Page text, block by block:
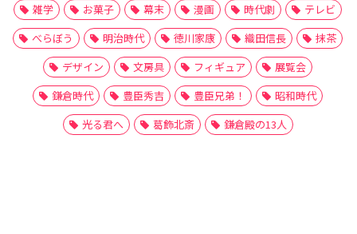
雑学
お菓子 幕末 漫画 時代劇
テレビ
べらぼう
明治時代 徳川家康 織田信長
抹茶
デザイン
文房具 フィギュア
展覧会
鎌倉時代
豊臣秀吉 豊臣兄弟！
昭和時代
光る君へ
葛飾北斎 鎌倉殿の13人